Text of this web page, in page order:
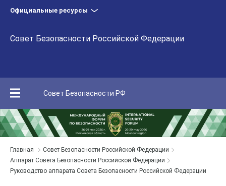
Официальные ресурсы
Совет Безопасности Российской Федерации
Совет Безопасности РФ
Главная
Совет Безопасности Российской Федерации
Аппарат Совета Безопасности Российской Федерации
Руководство аппарата Совета Безопасности Российской Федерации